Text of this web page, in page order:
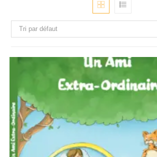
Tri par défaut